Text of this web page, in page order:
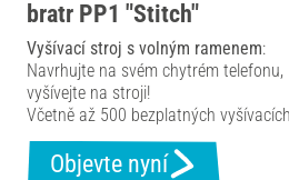
bratr PP1 "Stitch"
Vyšívací stroj s volným ramenem:
Navrhujte na svém chytrém telefonu,
vyšívejte na stroji!
Včetně až 500 bezplatných
Objevte nyní